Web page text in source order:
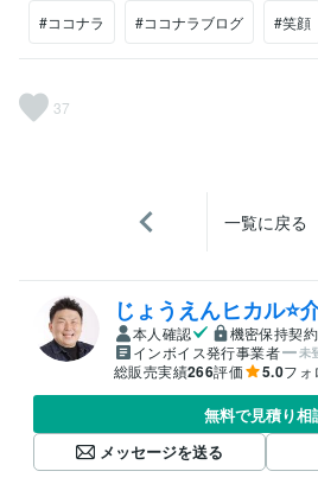
#ココナラ #ココナラブログ #笑顔
37
一覧に戻る
じょうえんヒカル⭐️
本人確認
機密保持契
インボイス発行事業者
未
総販売実績266評価 5.0フォ
無料で見積り相
メッセージを送る